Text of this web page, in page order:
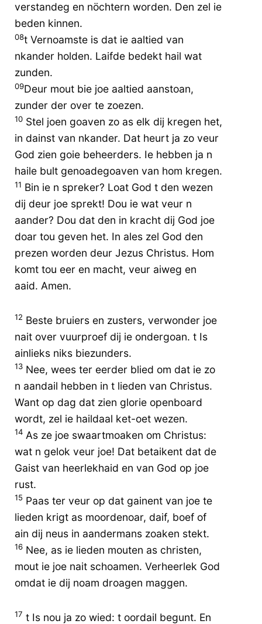
verstandeg en nöchtern worden. Den zel ie
beden kinnen.
08t Vernoamste is dat ie aaltied van
nkander holden. Laifde bedekt hail wat
zunden.
09Deur mout bie joe aaltied aanstoan,
zunder der over te zoezen.
10 Stel joen goaven zo as elk dij kregen het,
in dainst van nkander. Dat heurt ja zo veur
God zien goie beheerders. Ie hebben ja n
haile bult genoadegoaven van hom kregen.
11 Bin ie n spreker? Loat God t den wezen
dij deur joe sprekt! Dou ie wat veur n
aander? Dou dat den in kracht dij God joe
doar tou geven het. In ales zel God den
prezen worden deur Jezus Christus. Hom
komt tou eer en macht, veur aiweg en
aaid. Amen.
12 Beste bruiers en zusters, verwonder joe
nait over vuurproef dij ie ondergoan. t Is
ainlieks niks biezunders.
13 Nee, wees ter eerder blied om dat ie zo
n aandail hebben in t lieden van Christus.
Want op dag dat zien glorie openboard
wordt, zel ie haildaal ket-oet wezen.
14 As ze joe swaartmoaken om Christus:
wat n gelok veur joe! Dat betaikent dat de
Gaist van heerlekhaid en van God op joe
rust.
15 Paas ter veur op dat gainent van joe te
lieden krigt as moordenoar, daif, boef of
ain dij neus in aandermans zoaken stekt.
16 Nee, as ie lieden mouten as christen,
mout ie joe nait schoamen. Verheerlek God
omdat ie dij noam droagen maggen.
17 t Is nou ja zo wied: t oordail begunt. En